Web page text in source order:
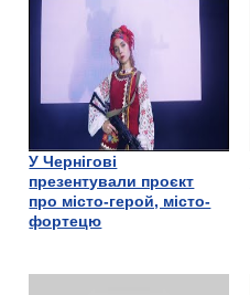
У Чернігові
презентували проєкт
про місто-герой, місто-
фортецю